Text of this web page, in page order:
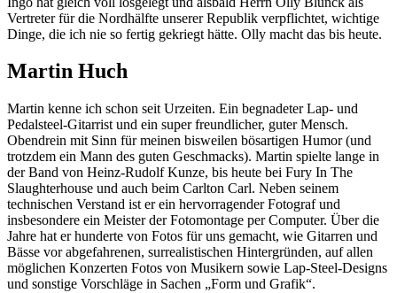
Vertreter für die Nordhälfte unserer Republik verpflichtet, wichtige
Dinge, die ich nie so fertig gekriegt hätte. Olly macht das bis heute.
Martin Huch
Martin kenne ich schon seit Urzeiten. Ein begnadeter Lap- und
Pedalsteel-Gitarrist und ein super freundlicher, guter Mensch.
Obendrein mit Sinn für meinen bisweilen bösartigen Humor (und
trotzdem ein Mann des guten Geschmacks). Martin spielte lange in
der Band von Heinz-Rudolf Kunze, bis heute bei Fury In The
Slaughterhouse und auch beim Carlton Carl. Neben seinem
technischen Verstand ist er ein hervorragender Fotograf und
insbesondere ein Meister der Fotomontage per Computer. Über die
Jahre hat er hunderte von Fotos für uns gemacht, wie Gitarren und
Bässe vor abgefahrenen, surrealistischen Hintergründen, auf allen
möglichen Konzerten Fotos von Musikern sowie Lap-Steel-Designs
und sonstige Vorschläge in Sachen „Form und Grafik“.